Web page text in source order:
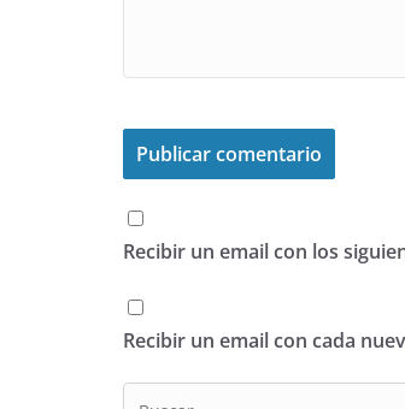
Recibir un email con los
Recibir un email con cada